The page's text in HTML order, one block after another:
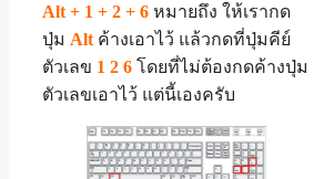
Alt + 1 + 2 + 6 หมายถึง ให้เรากด
ปุ่ม Alt ค้างเอาไว้ แล้วกดที่ปุ่มคีย์
ตัวเลข 1 2 6 โดยที่ไม่ต้องกดค้างปุ่ม
ตัวเลขเอาไว้ แต่นี้เองครับ